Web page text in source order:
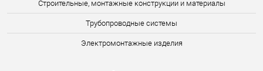
Строительные, монтажные конструкции и материалы
Трубопроводные системы
Электромонтажные изделия